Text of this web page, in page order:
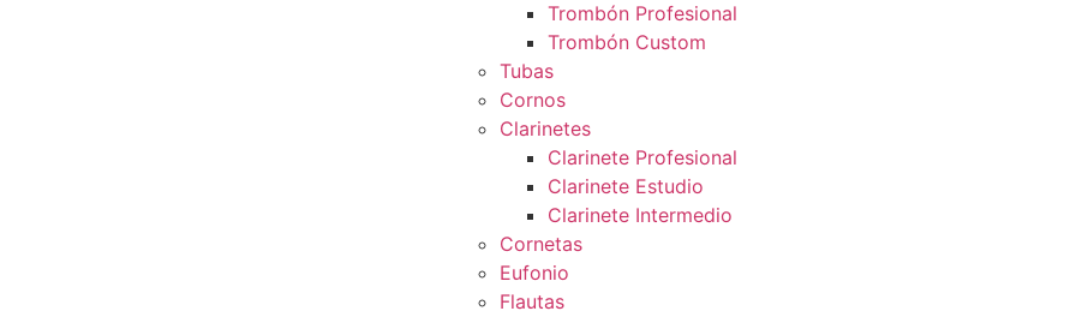
Trombón Profesional
Trombón Custom
Tubas
Cornos
Clarinetes
Clarinete Profesional
Clarinete Estudio
Clarinete Intermedio
Cornetas
Eufonio
Flautas